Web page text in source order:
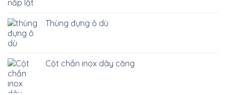
Thùng đựng ô dù
Cột chắn inox dây căng